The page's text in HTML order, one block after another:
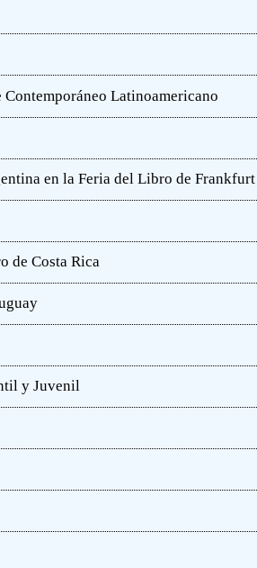
Latinoamericano
en la Feria del Libro de Frankfurt
de Costa Rica
y Juvenil